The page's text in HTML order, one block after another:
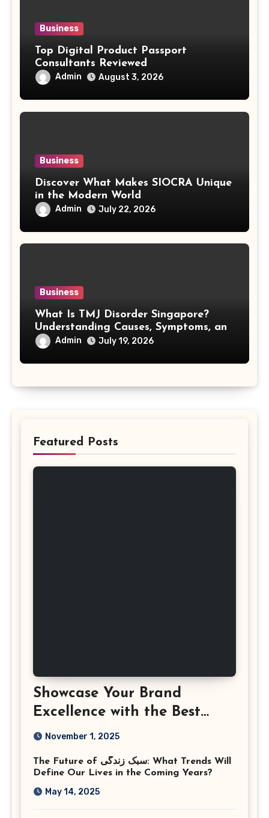
Business
Top Digital Product Passport
Consultants Reviewed
Admin August 3, 2026
Business
Discover What Makes SIOCRA Unique
in the Modern World
Admin July 22, 2026
Business
What Is TMJ Disorder Singapore?
Understanding Causes, Symptoms, and
Treatment Options
Admin July 19, 2026
Featured Posts
Showcase Your Brand
Excellence with the Best
Corporate Event
Virginia
November 1, 2025
The Future of سبک زندگی: What Trends Will
Define Our Lives in the Coming Years?
May 14, 2025